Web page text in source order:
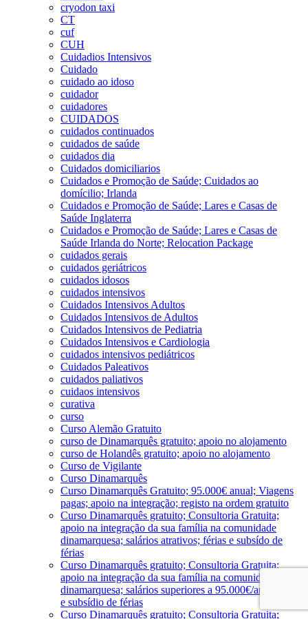
cryodon taxi
CT
cuf
CUH
Cuidadios Intensivos
Cuidado
cuidado ao idoso
cuidador
cuidadores
CUIDADOS
cuidados continuados
cuidados de saúde
cuidados dia
Cuidados domiciliarios
Cuidados e Promoção de Saúde; Cuidados ao
domícilio; Irlanda
Cuidados e Promoção de Saúde; Lares e Casas de
Saúde Inglaterra
Cuidados e Promoção de Saúde; Lares e Casas de
Saúde Irlanda do Norte; Relocation Package
cuidados gerais
cuidados geriátricos
cuidados idosos
cuidados intensivos
Cuidados Intensivos Adultos
Cuidados Intensivos de Adultos
Cuidados Intensivos de Pediatria
Cuidados Intensivos e Cardiologia
cuidados intensivos pediátricos
Cuidados Paleativos
cuidados paliativos
cuidaos intensivos
curativa
curso
Curso Alemão Gratuito
curso de Dinamarquês gratuito; apoio no alojamento
curso de Holandês gratuito; apoio no alojamento
Curso de Vigilante
Curso Dinamarquês
Curso Dinamarquês Gratuito; 95.000€ anual; Viagens
pagas; apoio na integração; registo na ordem gratuito
Curso Dinamarquês gratuito; Consultoria Gratuita;
apoio na integração da sua família na comunidade
dinamarquesa; salários atrativos; férias e subsído de
férias
Curso Dinamarquês gratuito; Consultoria Gratuita;
apoio na integração da sua família na comunidade
dinamarquesa; salários superiores a 95.000€/ano; férias
e subsídio de férias
Curso Dinamarquês gratuito; Consultoria Gratuita;